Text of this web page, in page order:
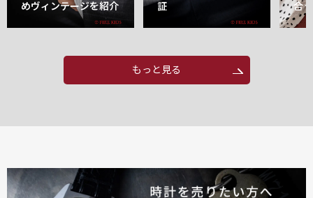
めヴィンテージを紹介
証
合
もっと見る